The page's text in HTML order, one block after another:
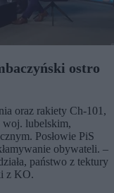
ostro
oraz rakiety Ch-101,
woj. lubelskim,
Posłowie PiS
obywateli. –
państwo z tektury
z KO.